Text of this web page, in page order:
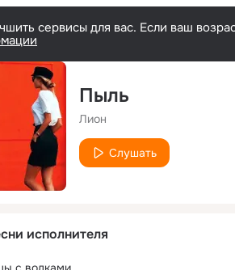
сервисы для вас. Если ваш
Пыль
Лион
Слушать
исполнителя